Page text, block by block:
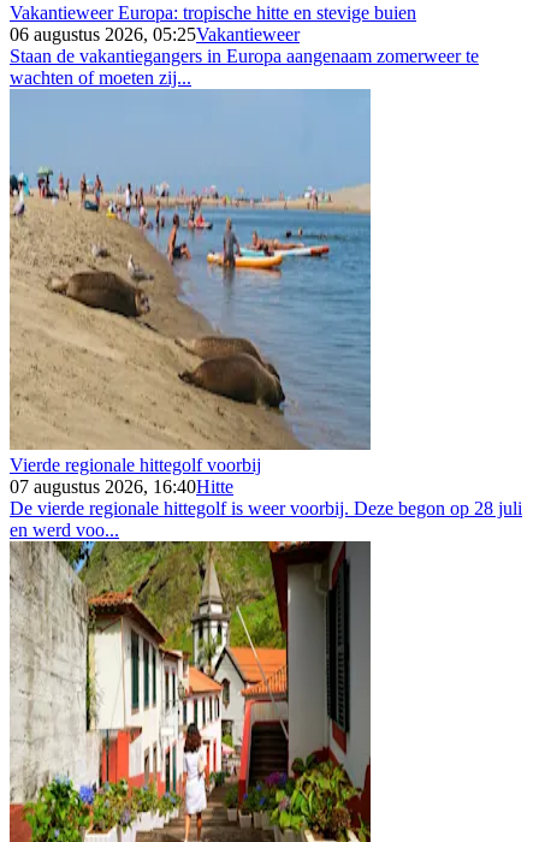
Vakantieweer Europa: tropische hitte en stevige buien
06 augustus 2026, 05:25Vakantieweer
Staan de vakantiegangers in Europa aangenaam zomerweer te
wachten of moeten zij...
Vierde regionale hittegolf voorbij
07 augustus 2026, 16:40Hitte
De vierde regionale hittegolf is weer voorbij. Deze begon op 28 juli
en werd voo...